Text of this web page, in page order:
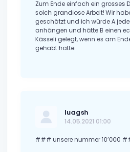
Zum Ende einfach ein grosses
solch grandiose Arbeit! Wir
geschätzt und ich würde A
anhängen und hätte B einen
Kässeli gelegt, wenn es am
gehabt hätte.
luagsh
14.05.2021 01:00
### unsere nummer 10’000